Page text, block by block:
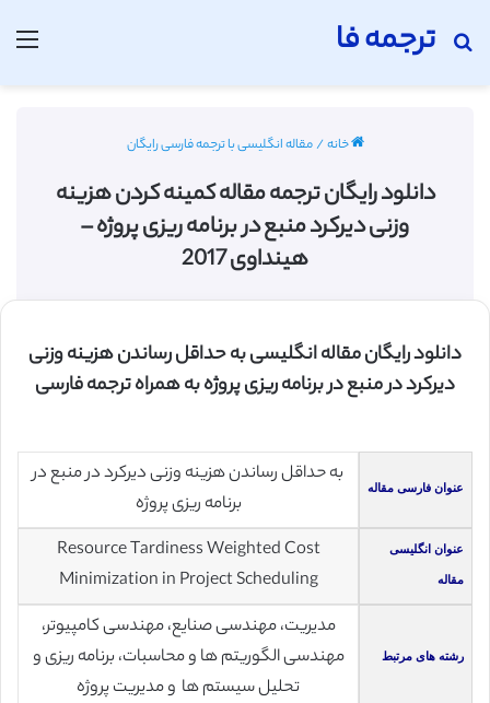
ترجمه فا
جستجو برای
خانه/مقاله انگلیسی با ترجمه فارسی رایگان
دانلود رایگان ترجمه مقاله کمینه کردن هزینه
وزنی دیرکرد منبع در برنامه ریزی پروژه –
هینداوی 2017
دانلود رایگان مقاله انگلیسی به حداقل رساندن هزینه وزنی
دیرکرد در منبع در برنامه ریزی پروژه به همراه ترجمه فارسی
عنوان فارسی مقاله
به حداقل رساندن هزینه وزنی دیرکرد در منبع در
برنامه ریزی پروژه
عنوان انگلیسی
مقاله
Resource Tardiness Weighted Cost
Minimization in Project Scheduling
رشته های مرتبط
مدیریت، مهندسی صنایع، مهندسی کامپیوتر،
مهندسی الگوریتم ها و محاسبات، برنامه ریزی و
تحلیل سیستم ها و مدیریت پروژه